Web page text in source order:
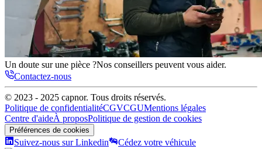
Un doute sur une pièce ?Nos conseillers peuvent vous aider.
Contactez-nous
© 2023 - 2025 capnor. Tous droits réservés.
Politique de confidentialitéCGVCGUMentions légales
Centre d'aideÀ proposPolitique de gestion de cookies
Préférences de cookies
Suivez-nous sur Linkedin Cédez votre véhicule